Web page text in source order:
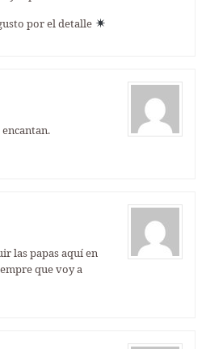
por el detalle
encantan.
las papas aquí en
que voy a